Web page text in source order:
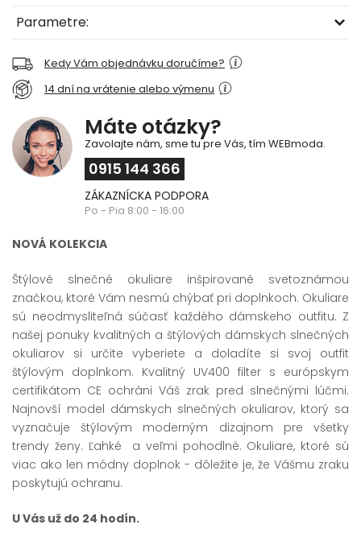
Parametre:
Kedy Vám objednávku doručíme?
14 dní na vrátenie alebo výmenu
Máte otázky?
Zavolajte nám, sme tu pre Vás, tím WEBmoda.
0915 144 366
ZÁKAZNÍCKA PODPORA
Po - Pia 8:00 - 16:00
NOVÁ KOLEKCIA
Štýlové slnečné okuliare inšpirované svetoznámou
značkou, ktoré Vám nesmú chýbať pri doplnkoch. Okuliare
sú neodmysliteľná súčasť každého dámskeho outfitu. Z
našej ponuky kvalitných a štýlových dámskych slnečných
okuliarov si určite vyberiete a doladíte si svoj outfit
štýlovým doplnkom. Kvalitný UV400 filter s európskym
certifikátom CE ochráni Váš zrak pred slnečnými lúčmi.
Najnovší model dámskych slnečných okuliarov, ktorý sa
vyznačuje štýlovým moderným dizajnom pre všetky
trendy ženy. Ľahké a veľmi pohodlné. Okuliare, ktoré sú
viac ako len módny doplnok - dôležite je, že Vášmu zraku
poskytujú ochranu.
U Vás už do 24 hodín.